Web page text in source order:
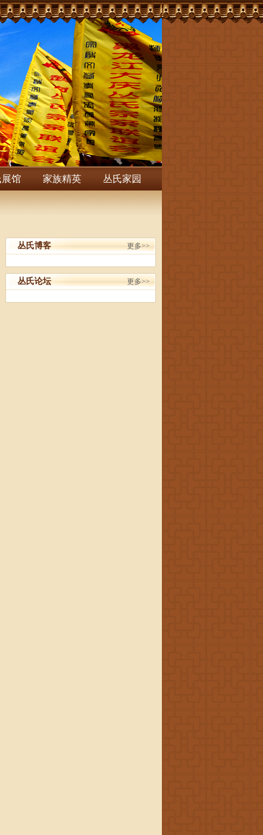
展馆 家族精英 丛氏家园
丛氏博客 更多>>
丛氏论坛 更多>>